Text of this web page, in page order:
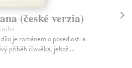
(české verzia)
je románem o posedlosti a
příběh člověka, jehož ...